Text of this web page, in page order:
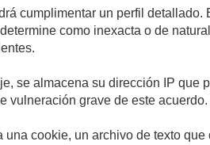
cumplimentar un perfil
como inexacta o de
se almacena su dirección IP
vulneración grave de este acuerdo.
cookie, un archivo de texto